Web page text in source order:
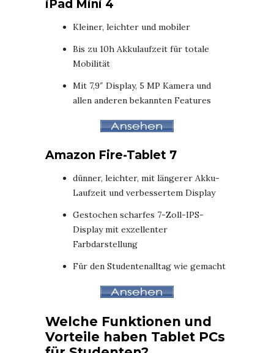
iPad Mini 4
Kleiner, leichter und mobiler
Bis zu 10h Akkulaufzeit für totale
Mobilität
Mit 7,9″ Display, 5 MP Kamera und
allen anderen bekannten Features
Amazon Fire-Tablet 7
dünner, leichter, mit längerer Akku-
Laufzeit und verbessertem Display
Gestochen scharfes 7-Zoll-IPS-
Display mit exzellenter
Farbdarstellung
Für den Studentenalltag wie gemacht
Welche Funktionen und
Vorteile haben Tablet PCs